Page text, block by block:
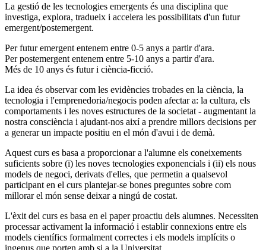
La gestió de les tecnologies emergents és una disciplina que
investiga, explora, tradueix i accelera les possibilitats d'un futur
emergent/postemergent.
Per futur emergent entenem entre 0-5 anys a partir d'ara.
Per postemergent entenem entre 5-10 anys a partir d'ara.
Més de 10 anys és futur i ciència-ficció.
La idea és observar com les evidències trobades en la ciència, la
tecnologia i l'emprenedoria/negocis poden afectar a: la cultura, els
comportaments i les noves estructures de la societat - augmentant la
nostra consciència i ajudant-nos així a prendre millors decisions per
a generar un impacte positiu en el món d'avui i de demà.
Aquest curs es basa a proporcionar a l'alumne els coneixements
suficients sobre (i) les noves tecnologies exponencials i (ii) els nous
models de negoci, derivats d'elles, que permetin a qualsevol
participant en el curs plantejar-se bones preguntes sobre com
millorar el món sense deixar a ningú de costat.
L'èxit del curs es basa en el paper proactiu dels alumnes. Necessiten
processar activament la informació i establir connexions entre els
models científics formalment correctes i els models implícits o
ingenus que porten amb si a la Universitat.